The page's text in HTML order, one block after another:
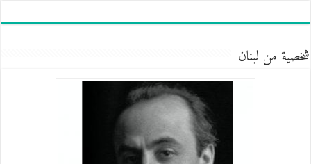
شخصية من لبنان